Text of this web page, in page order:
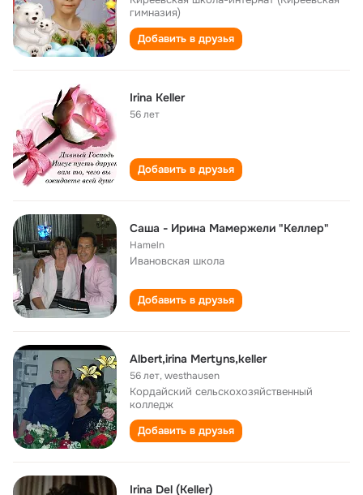
гимназия)
Добавить в друзья
Irina Keller
56 лет
Добавить в друзья
Саша - Ирина Мамержели "Келлер"
Hameln
Ивановская школа
Добавить в друзья
Albert,irina Mertyns,keller
56 лет,westhausen
Кордайский сельскохозяйственный
колледж
Добавить в друзья
Irina Del (Keller)